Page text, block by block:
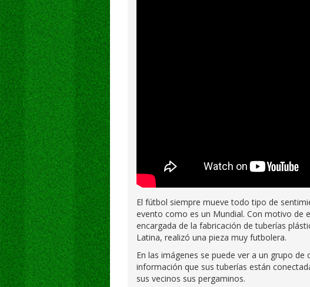
El fútbol siempre mueve todo tipo de
evento como es un Mundial. Con motivo de
encargada de la fabricación de tuberías
Latina, realizó una pieza muy futbolera.
En las imágenes se puede ver a un grupo
información que sus tuberías están
sus vecinos sus pergaminos.